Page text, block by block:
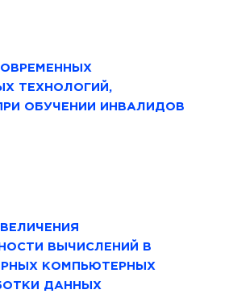
ТЕХНОЛОГИЙ,
ОБУЧЕНИИ ИНВАЛИДОВ
ВЫЧИСЛЕНИЙ В
КОМПЬЮТЕРНЫХ
ДАННЫХ